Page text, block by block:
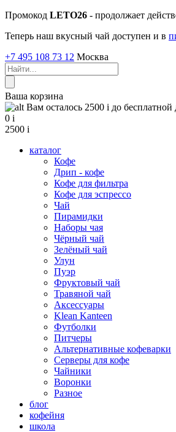
Промокод LETO26 - продолжает
Теперь наш вкусный чай доступен и в
+7 495 108 73 12 Москва
Ваша корзина
Вам осталось 2500 i до бесплатной
0 i
2500 i
каталог
Кофе
Дрип - кофе
Кофе для фильтра
Кофе для эспрессо
Чай
Пирамидки
Наборы чая
Чёрный чай
Зелёный чай
Улун
Пуэр
Фруктовый чай
Травяной чай
Аксессуары
Klean Kanteen
Футболки
Питчеры
Альтернативные кофеварки
Серверы для кофе
Чайники
Воронки
Разное
блог
кофейня
школа